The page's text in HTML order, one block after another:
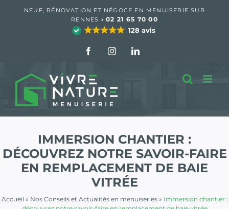
NEUF, RÉNOVATION ET NÉGOCE EN MENUISERIE SUR
RENNES › 02 21 65 70 00
128 avis
FacebookInstagramLinkedIn
IMMERSION CHANTIER :
DÉCOUVREZ NOTRE SAVOIR-FAIRE
EN REMPLACEMENT DE BAIE
VITRÉE
Accueil » Nos Conseils et Actualités en menuiseries» Immersion chantier :